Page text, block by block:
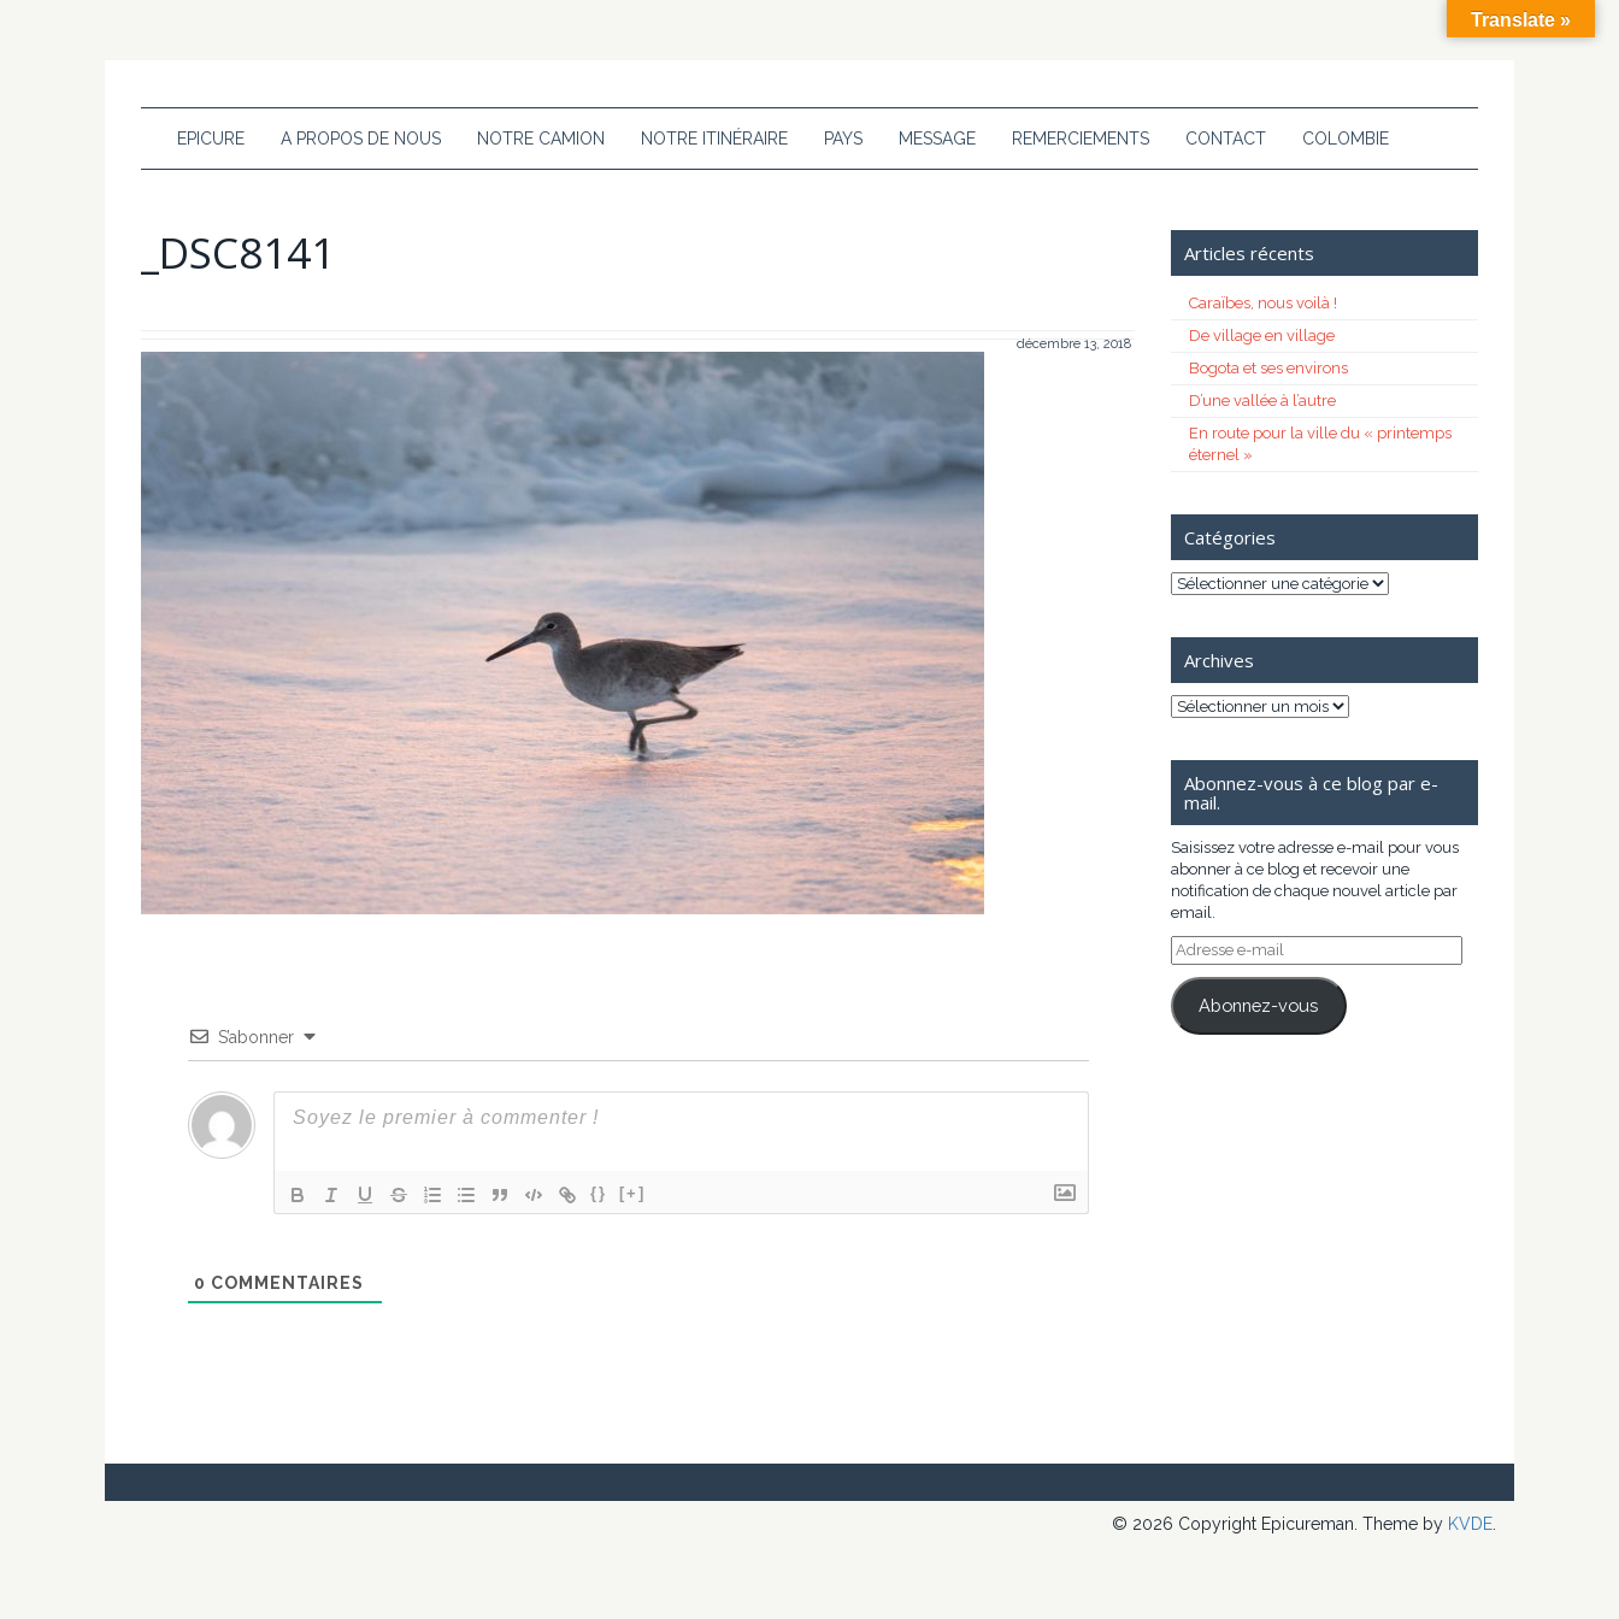
EPICURE A PROPOS DE NOUS NOTRE CAMION NOTRE ITINÉRAIRE PAYS MESSAGE REMERCIEMENTS CONTACT COLOMBIE
_DSC8141
décembre 13, 2018
S’abonner
{} [+]
0 COMMENTAIRES
Articles récents
Caraïbes, nous voilà !
De village en village
Bogota et ses environs
D’une vallée à l’autre
En route pour la ville du « printemps
éternel »
Catégories
Catégories
Archives
Archives
Abonnez-vous à ce blog par e-
mail.
Saisissez votre adresse e-mail pour vous
abonner à ce blog et recevoir une
notification de chaque nouvel article par
email.
Adresse
e-
mail
Abonnez-vous
© 2026 Copyright Epicureman. Theme by KVDE
Translate »